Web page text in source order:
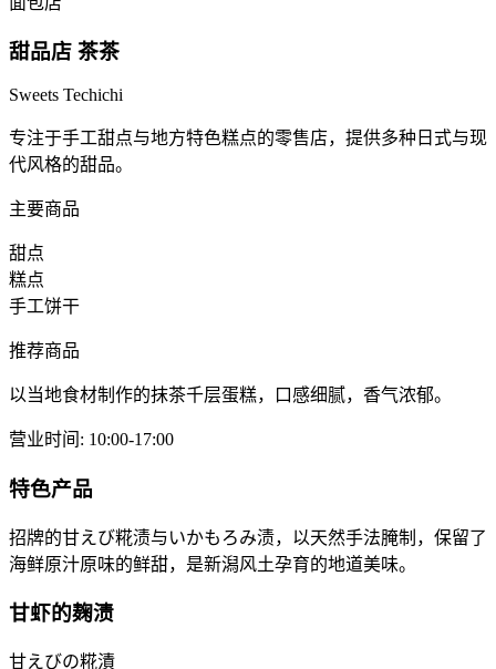
甜品店 茶茶
Sweets Techichi
专注于手工甜点与地方特色糕点的零售店，提供多种日式与现
代风格的甜品。
主要商品
甜点
糕点
手工饼干
推荐商品
以当地食材制作的抹茶千层蛋糕，口感细腻，香气浓郁。
营业时间 : 10:00-17:00
特色产品
招牌的甘えび糀渍与いかもろみ渍，以天然手法腌制，保留了
海鲜原汁原味的鲜甜，是新潟风土孕育的地道美味。
甘虾的麹渍
甘えびの糀漬